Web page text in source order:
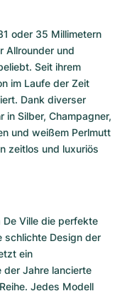
oder 35 Millimetern
Allrounder und
Seit ihrem
im Laufe der Zeit
Dank diverser
in Silber, Champagner,
und weißem Perlmutt
zeitlos und luxuriös
De Ville die perfekte
schlichte Design der
ein
der Jahre lancierte
Jedes Modell